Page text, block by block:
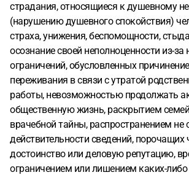
страдания, относящиеся к душевному
(нарушению душевного спокойствия)
страха, унижения, беспомощности,
осознание своей неполноценности из-за
ограничений, обусловленных
переживания в связи с утратой
работы, невозможностью продолжать
общественную жизнь, раскрытием
врачебной тайны, распространением не
действительности сведений, порочащих
достоинство или деловую репутацию,
ограничением или лишением каких-либо